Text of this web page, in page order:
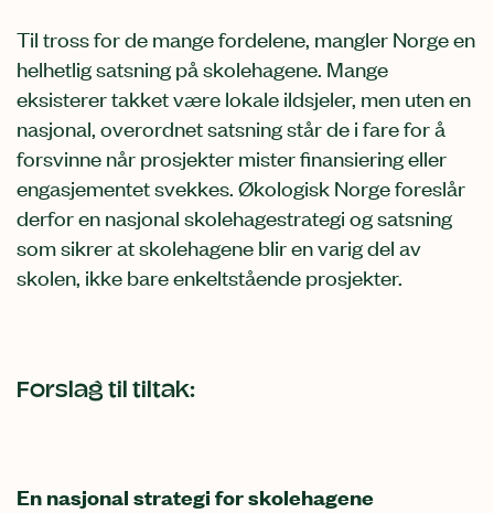
Til tross for de mange fordelene, mangler Norge en
helhetlig satsning på skolehagene. Mange
eksisterer takket være lokale ildsjeler, men uten en
nasjonal, overordnet satsning står de i fare for å
forsvinne når prosjekter mister finansiering eller
engasjementet svekkes. Økologisk Norge foreslår
derfor en nasjonal skolehagestrategi og satsning
som sikrer at skolehagene blir en varig del av
skolen, ikke bare enkeltstående prosjekter.
Forslag til tiltak:
En nasjonal strategi for skolehagene